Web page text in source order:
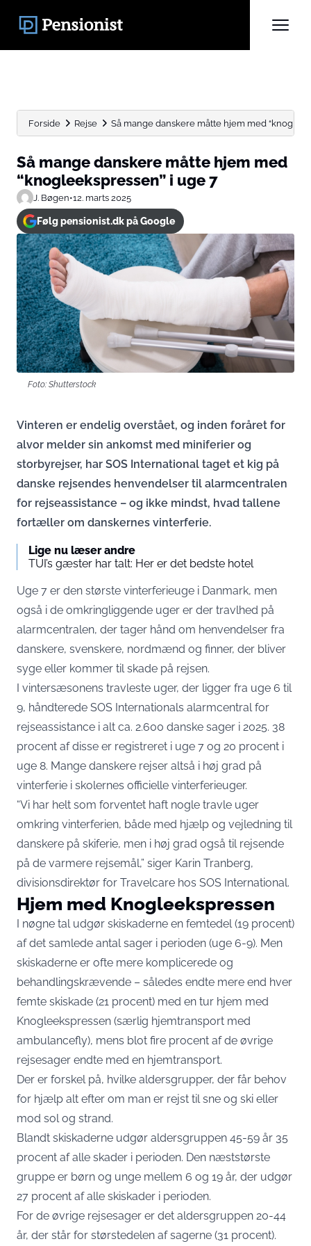
Forside Rejse Så mange danskere måtte hjem med
Så mange danskere måtte hjem med
“knogleekspressen” i uge 7
J. Bøgen•12. marts 2025
Følg pensionist.dk på Google
Foto: Shutterstock
Vinteren er endelig overstået, og inden foråret for
alvor melder sin ankomst med miniferier og
storbyrejser, har SOS International taget et kig på
danske rejsendes henvendelser til alarmcentralen
for rejseassistance – og ikke mindst, hvad tallene
fortæller om danskernes vinterferie.
Lige nu læser andre
TUI’s gæster har talt: Her er det bedste hotel
Uge 7 er den største vinterferieuge i Danmark, men
også i de omkringliggende uger er der travlhed på
alarmcentralen, der tager hånd om henvendelser fra
danskere, svenskere, nordmænd og finner, der bliver
syge eller kommer til skade på rejsen.
I vintersæsonens travleste uger, der ligger fra uge 6 til
9, håndterede SOS Internationals alarmcentral for
rejseassistance i alt ca. 2.600 danske sager i 2025. 38
procent af disse er registreret i uge 7 og 20 procent i
uge 8. Mange danskere rejser altså i høj grad på
vinterferie i skolernes officielle vinterferieuger.
“Vi har helt som forventet haft nogle travle uger
omkring vinterferien, både med hjælp og vejledning til
danskere på skiferie, men i høj grad også til rejsende
på de varmere rejsemål,” siger Karin Tranberg,
divisionsdirektør for Travelcare hos SOS International.
Hjem med Knogleekspressen
I nøgne tal udgør skiskaderne en femtedel (19 procent)
af det samlede antal sager i perioden (uge 6-9). Men
skiskaderne er ofte mere komplicerede og
behandlingskrævende – således endte mere end hver
femte skiskade (21 procent) med en tur hjem med
Knogleekspressen (særlig hjemtransport med
ambulancefly), mens blot fire procent af de øvrige
rejsesager endte med en hjemtransport.
Der er forskel på, hvilke aldersgrupper, der får behov
for hjælp alt efter om man er rejst til sne og ski eller
mod sol og strand.
Blandt skiskaderne udgør aldersgruppen 45-59 år 35
procent af alle skader i perioden. Den næststørste
gruppe er børn og unge mellem 6 og 19 år, der udgør
27 procent af alle skiskader i perioden.
For de øvrige rejsesager er det aldersgruppen 20-44
år, der står for størstedelen af sagerne (31 procent).